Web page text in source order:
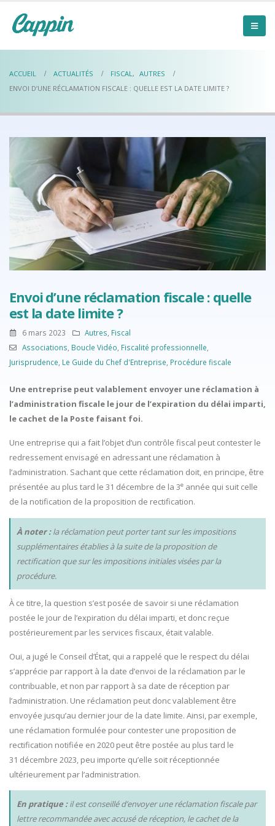
ACCUEIL ACTUALITÉS FISCAL, AUTRES
ENVOI D’UNE RÉCLAMATION FISCALE : QUELLE EST LA DATE LIMITE ?
Envoi d’une réclamation fiscale : quelle
est la date limite ?
6 mars 2023 Autres Fiscal
Associations Boucle Vidéo Fiscalité professionnelle
Jurisprudence Le Guide du Chef d'Entreprise Procédure fiscale
Une entreprise peut valablement envoyer une réclamation à
l’administration fiscale le jour de l’expiration du délai imparti,
le cachet de la Poste faisant foi.
Une entreprise qui a fait l’objet d’un contrôle fiscal peut contester le
redressement envisagé en adressant une réclamation à
l’administration. Sachant que cette réclamation doit, en principe, être
présentée au plus tard le 31 décembre de la 3e année qui suit celle
de la notification de la proposition de rectification.
À noter :la réclamation peut porter tant sur les impositions
supplémentaires établies à la suite de la proposition de
rectification que sur les impositions initiales visées par la
procédure.
À ce titre, la question s’est posée de savoir si une réclamation
postée le jour de l’expiration du délai imparti, et donc reçue
postérieurement par les services fiscaux, était valable.
Oui, a jugé le Conseil d’État, qui a rappelé que le respect du délai
s’apprécie par rapport à la date d’envoi de la réclamation par le
contribuable, et non par rapport à sa date de réception par
l’administration. Une réclamation peut donc valablement être
envoyée jusqu’au dernier jour de la date limite. Ainsi, par exemple,
une réclamation formulée pour contester une proposition de
rectification notifiée en 2020 peut être postée au plus tard le
31 décembre 2023, peu importe qu’elle soit réceptionnée
ultérieurement par l’administration.
En pratique :il est conseillé d’envoyer une réclamation fiscale par
lettre recommandée avec accusé de réception, le cachet de la